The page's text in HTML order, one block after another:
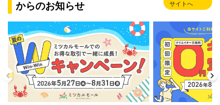
からのお知らせ
サイトへ